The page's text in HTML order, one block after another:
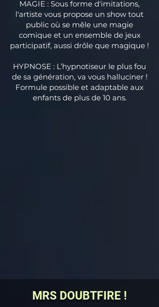
MAGIE : Sous forme d'imitations,
l'artiste vous propose un show tout
public où se mêle une magie
comique et un ensemble de jeux
participatif, aussi drôle que magique !
HYPNOSE : L’hypnotiseur le plus fou
de sa génération, va vous halluciner !
Formule possible et adaptable aux
enfants de plus de 10 ans.
MRS DOUBTFIRE !